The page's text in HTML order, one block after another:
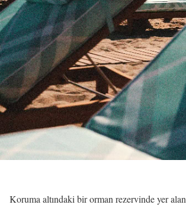
Koruma altındaki bir orman rezervinde yer alan